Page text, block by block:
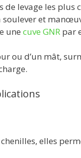
levage les plus
et
une cuve GNRpar
ou d’un mât,
elles